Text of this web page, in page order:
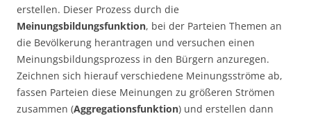
erstellen. Dieser Prozess durch die
Meinungsbildungsfunktion, bei der Parteien Themen an
die Bevölkerung herantragen und versuchen einen
Meinungsbildungsprozess in den Bürgern anzuregen.
Zeichnen sich hierauf verschiedene Meinungsströme ab,
fassen Parteien diese Meinungen zu größeren Strömen
zusammen (Aggregationsfunktion) und erstellen dann